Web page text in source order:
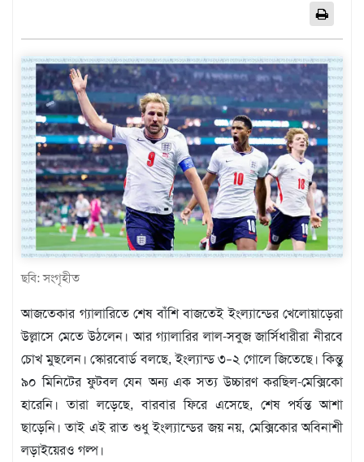
ইউরোপ
উত্তর
আমেরিকা
দক্ষিণ
আমেরিকা
ওশেনিয়া
এন্টারটিকা
বিনোদন
ভিডিও
তথ্য
প্রযুক্তি
মতামত
শিল্প
সাহিত্য
আইন
আদালত
ছবি: সংগৃহীত
আজতেকার গ্যালারিতে শেষ বাঁশি বাজতেই ইংল্যান্ডের খেলোয়াড়েরা
উল্লাসে মেতে উঠলেন। আর গ্যালারির লাল-সবুজ জার্সিধারীরা নীরবে
চোখ মুছলেন। স্কোরবোর্ড বলছে, ইংল্যান্ড ৩–২ গোলে জিতেছে। কিন্তু
৯০ মিনিটের ফুটবল যেন অন্য এক সত্য উচ্চারণ করছিল-মেক্সিকো
হারেনি। তারা লড়েছে, বারবার ফিরে এসেছে, শেষ পর্যন্ত আশা
ছাড়েনি। তাই এই রাত শুধু ইংল্যান্ডের জয় নয়, মেক্সিকোর অবিনাশী
লড়াইয়েরও গল্প।